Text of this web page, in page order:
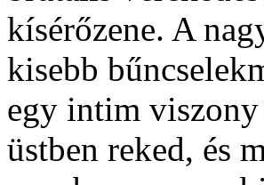
kísérőzene. A
kisebb
egy intim
üstben reked, és